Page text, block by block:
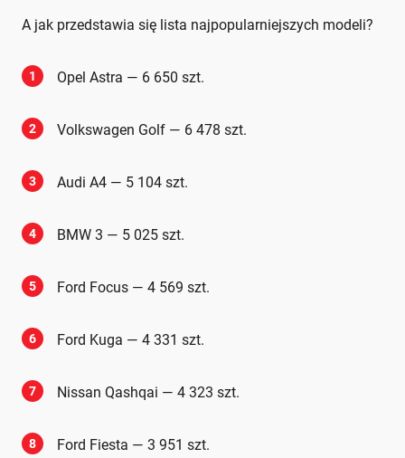
A jak przedstawia się lista najpopularniejszych modeli?
1 Opel Astra — 6 650 szt.
2 Volkswagen Golf — 6 478 szt.
3 Audi A4 — 5 104 szt.
4 BMW 3 — 5 025 szt.
5 Ford Focus — 4 569 szt.
6 Ford Kuga — 4 331 szt.
7 Nissan Qashqai — 4 323 szt.
8 Ford Fiesta — 3 951 szt.